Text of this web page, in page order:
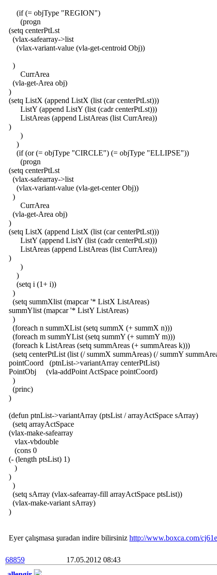
(if (= objType "REGION")
(progn
(setq centerPtLst
(vlax-safearray->list
(vlax-variant-value (vla-get-centroid Obj))
)
CurrArea
(vla-get-Area obj)
)
(setq ListX (append ListX (list (car centerPtLst)))
ListY (append ListY (list (cadr centerPtLst)))
ListAreas (append ListAreas (list CurrArea))
)
)
)
(if (or (= objType "CIRCLE") (= objType "ELLIPSE"))
(progn
(setq centerPtLst
(vlax-safearray->list
(vlax-variant-value (vla-get-center Obj))
)
CurrArea
(vla-get-Area obj)
)
(setq ListX (append ListX (list (car centerPtLst)))
ListY (append ListY (list (cadr centerPtLst)))
ListAreas (append ListAreas (list CurrArea))
)
)
)
(setq i (1+ i))
)
(setq summXlist (mapcar '* ListX ListAreas)
summYlist (mapcar '* ListY ListAreas)
)
(foreach n summXList (setq summX (+ summX n)))
(foreach m summYList (setq summY (+ summY m)))
(foreach k ListAreas (setq summAreas (+ summAreas k)))
(setq centerPtList (list (/ summX summAreas) (/ summY
pointCoord (ptnList->variantArray centerPtList)
PointObj (vla-addPoint ActSpace pointCoord)
)
(princ)
)
(defun ptnList->variantArray (ptsList / arrayActSpace sArray)
(setq arrayActSpace
(vlax-make-safearray
vlax-vbdouble
(cons 0
(- (length ptsList) 1)
)
)
)
(setq sArray (vlax-safearray-fill arrayActSpace ptsList))
(vlax-make-variant sArray)
)
Eyer çalışmasa şuradan indire bilirsiniz http://www.boxca.com/
68859
17.05.2012 08:43